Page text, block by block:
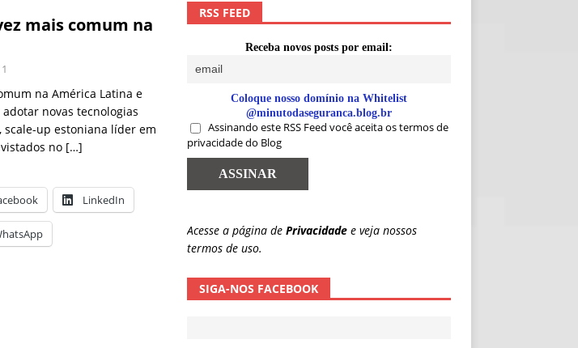
torna um risco
NOTÍCIAS
para 54%
mais comum na
1
na América Latina e
novas tecnologias
scale-up estoniana líder em
no […]
LinkedIn
RSS FEED
Receba novos posts por email:
Coloque nosso domínio na Whitelist
@minutodaseguranca.blog.br
Assinando este RSS Feed você aceita os termos de
privacidade do Blog
Acesse a página de Privacidade e veja nossos
termos de uso.
SIGA-NOS FACEBOOK